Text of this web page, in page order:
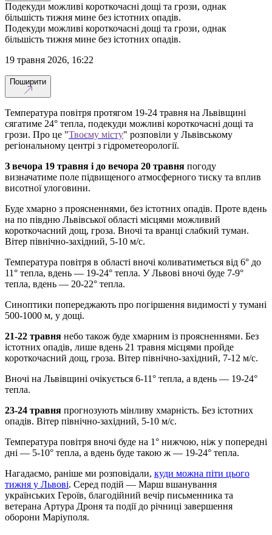
Подекуди можливі короткочасні дощі та грози, однак
більшість тижня мине без істотних опадів.
Подекуди можливі короткочасні дощі та грози, однак
більшість тижня мине без істотних опадів.
19 травня 2026, 16:22
Поширити
Температура повітря протягом 19-24 травня на Львівщині
сягатиме 24° тепла, подекуди можливі короткочасні дощі та
грози. Про це "Твоєму місту" розповіли у Львівському
регіональному центрі з гідрометеорології.
З вечора 19 травня і до вечора 20 травня погоду
визначатиме поле підвищеного атмосферного тиску та вплив
висотної улоговини.
Буде хмарно з проясненнями, без істотних опадів. Проте вдень
на по півдню Львівської області місцями можливий
короткочасний дощ, гроза. Вночі та вранці слабкий туман.
Вітер північно-західний, 5-10 м/с.
Температура повітря в області вночі коливатиметься від 6° до
11° тепла, вдень — 19-24° тепла. У Львові вночі буде 7-9°
тепла, вдень — 20-22° тепла.
Синоптики попереджають про погіршення видимості у тумані
500-1000 м, у дощі.
21-22 травня небо також буде хмарним із проясненнями. Без
істотних опадів, лише вдень 21 травня місцями пройде
короткочасний дощ, гроза. Вітер північно-західний, 7-12 м/с.
Вночі на Львівщині очікується 6-11° тепла, а вдень — 19-24°
тепла.
23-24 травня прогнозують мінливу хмарність. Без істотних
опадів. Вітер північно-західний, 5-10 м/с.
Температура повітря вночі буде на 1° нижчою, ніж у попередні
дні — 5-10° тепла, а вдень буде такою ж — 19-24° тепла.
Нагадаємо, раніше ми розповідали, куди можна піти цього
тижня у Львові. Серед подій — Марш вшанування
українських Героїв, благодійний вечір письменника та
ветерана Артура Дроня та події до річниці завершення
оборони Маріуполя.